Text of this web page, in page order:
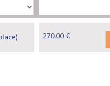
270.00 €